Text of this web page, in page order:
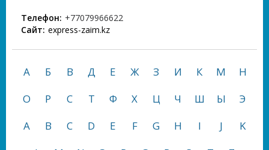
Телефон: +77079966622
Сайт: express-zaim.kz
А Б В Д Е Ж З И К М
Н
О
Р С Т Ф Х Ц Ч Ш Ы
Э
A
B C D E F G H I J
K